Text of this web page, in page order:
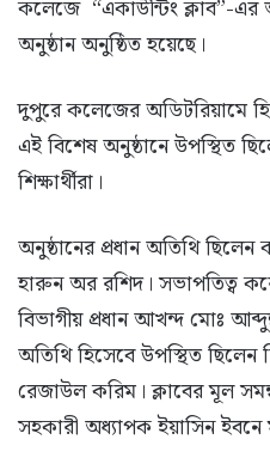
কলেজে “একাউন্টিং ক্লাব”-এর
অনুষ্ঠান অনুষ্ঠিত হয়েছে।
দুপুরে কলেজের অডিটরিয়ামে
এই বিশেষ অনুষ্ঠানে উপস্থিত
শিক্ষার্থীরা।
অনুষ্ঠানের প্রধান অতিথি
হারুন অর রশিদ। সভাপতিত্ব
বিভাগীয় প্রধান আখন্দ মোঃ
অতিথি হিসেবে উপস্থিত
রেজাউল করিম। ক্লাবের মূল
সহকারী অধ্যাপক ইয়াসিন ইবনে